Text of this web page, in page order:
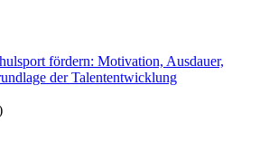
fördern: Motivation, Ausdauer,
der Talententwicklung